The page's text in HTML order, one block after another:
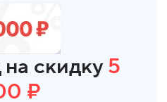
скидку 5
₽